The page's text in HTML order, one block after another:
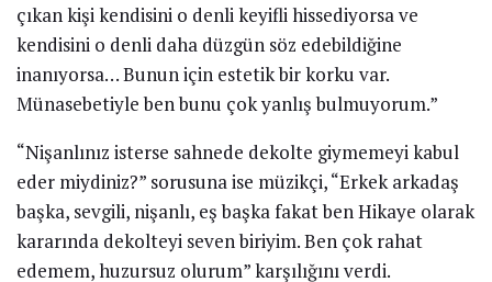
çıkan kişi kendisini o denli keyifli hissediyorsa ve
kendisini o denli daha düzgün söz edebildiğine
inanıyorsa… Bunun için estetik bir korku var.
Münasebetiyle ben bunu çok yanlış bulmuyorum.”
“Nişanlınız isterse sahnede dekolte giymemeyi kabul
eder miydiniz?” sorusuna ise müzikçi, “Erkek arkadaş
başka, sevgili, nişanlı, eş başka fakat ben Hikaye olarak
kararında dekolteyi seven biriyim. Ben çok rahat
edemem, huzursuz olurum” karşılığını verdi.